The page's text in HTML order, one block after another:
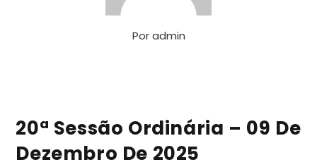
Poradmin
20ª Sessão Ordinária – 09 De
Dezembro De 2025